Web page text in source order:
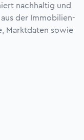
nachhaltig und
der Immobilien-
Marktdaten sowie